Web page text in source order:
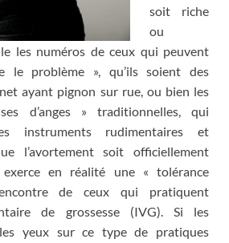
soit riche
ou
les numéros de ceux qui peuvent
le problème », qu’ils soient des
ayant pignon sur rue, ou bien les
d’anges » traditionnelles, qui
instruments rudimentaires et
l’avortement soit officiellement
en réalité une « tolérance
de ceux qui pratiquent
de grossesse (IVG). Si les
yeux sur ce type de pratiques